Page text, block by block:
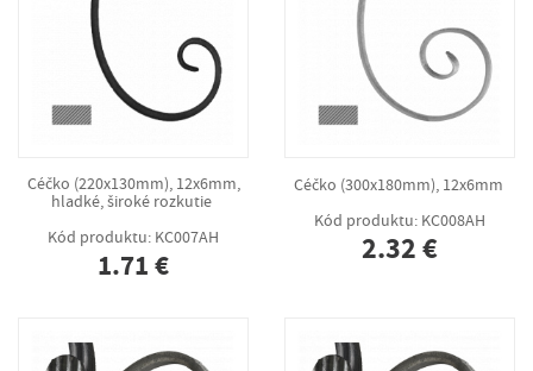
Céčko (220x130mm), 12x6mm,
hladké, široké rozkutie
Kód produktu: KC007AH
1.71 €
Céčko (300x180mm), 12x6mm
Kód produktu: KC008AH
2.32 €